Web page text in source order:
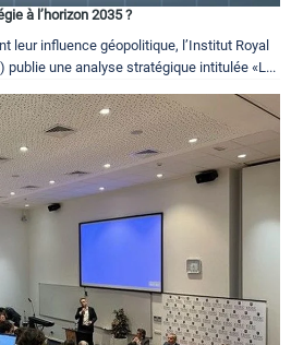
à l’horizon 2035 ?
leur influence géopolitique, l’Institut Royal
publie une analyse stratégique intitulée «L...